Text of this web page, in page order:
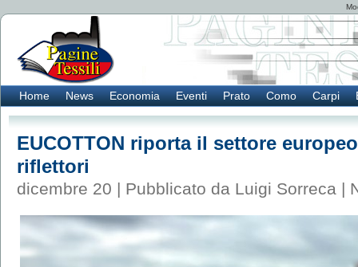
Home News Economia Eventi Prato Como Carpi
EUCOTTON riporta il settore
riflettori
dicembre 20 | Pubblicato da Luigi Sorreca |